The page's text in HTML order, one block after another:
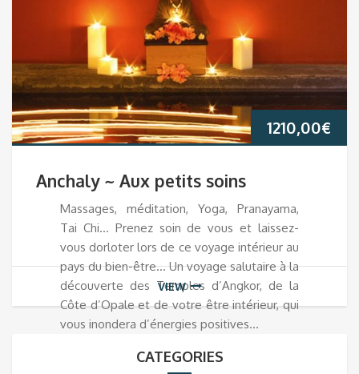
1210,00€
Anchaly ~ Aux petits soins
Massages, méditation, Yoga, Pranayama,
Tai Chi… Prenez soin de vous et laissez-
vous dorloter lors de ce voyage intérieur au
pays du bien-être… Un voyage salutaire à la
découverte des Temples d’Angkor, de la
Côte d’Opale et de votre être intérieur, qui
vous inondera d’énergies positives…
VIEW
CATEGORIES